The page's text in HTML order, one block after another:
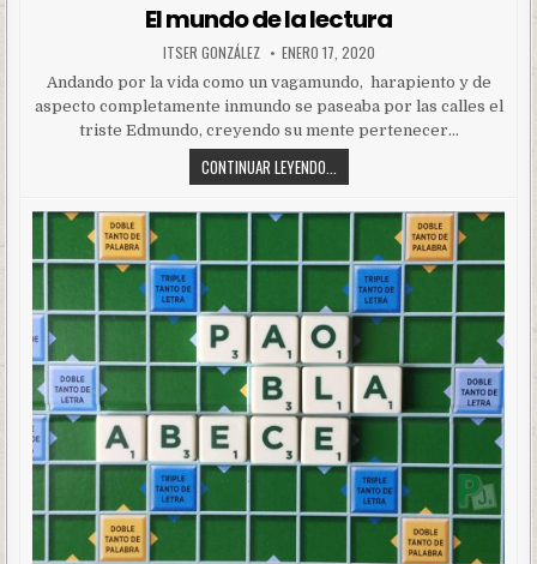
El mundo de la lectura
ITSER GONZÁLEZ ENERO 17, 2020
Andando por la vida como un vagamundo, harapiento y de
aspecto completamente inmundo se paseaba por las calles el
triste Edmundo, creyendo su mente pertenecer…
CONTINUAR LEYENDO...